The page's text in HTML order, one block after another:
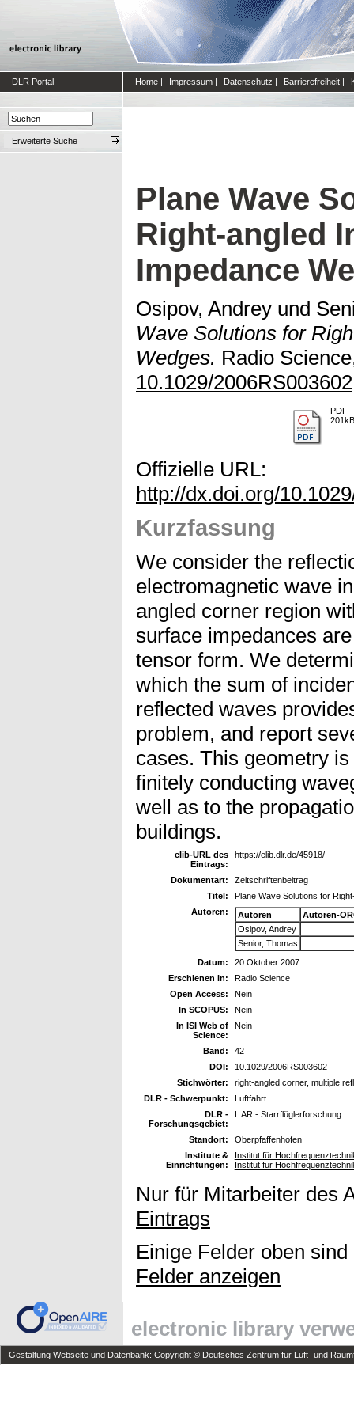
DLR Portal Home | Impressum | Datenschutz | Barrierefreiheit |
Erweiterte Suche
Plane Wave
Right-angled
Impedance
Osipov, Andrey und
Wave Solutions for
Wedges. Radio
10.1029/2006RS003602
PDF-
201kB
Offizielle URL:
http://dx.doi.org/
Kurzfassung
We consider the
electromagnetic wave
angled corner region
surface impedances
tensor form. We
which the sum of
reflected waves
problem, and report
cases. This geometry
finitely conducting
well as to the
buildings.
elib-URL des
Eintrags:
https://elib.dlr.de/45918/
Dokumentart:
Zeitschriftenbeitrag
Titel:
Plane Wave Solutions for
Autoren:
Autoren
Autoren-
Osipov, Andrey
Senior, Thomas
Datum:
20 Oktober 2007
Erschienen in:
Radio Science
Open Access:
Nein
In SCOPUS:
Nein
In ISI Web of
Science:
Nein
Band:
42
DOI:
10.1029/2006RS003602
Stichwörter:
right-angled corner, multiple
DLR - Schwerpunkt:
Luftfahrt
DLR -
Forschungsgebiet:
L AR - Starrflüglerforschung
Standort:
Oberpfaffenhofen
Institute &
Einrichtungen:
Institut für
Institut für
Nur für Mitarbeiter des
Eintrags
Einige Felder oben
Felder anzeigen
electronic library
Gestaltung Webseite und Datenbank: Copyright © Deutsches Zentrum für Luft- und